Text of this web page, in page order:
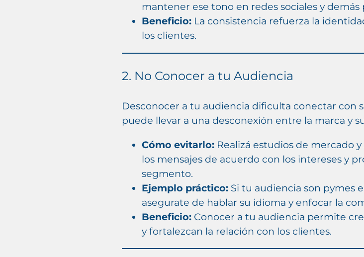
mantener ese tono en redes sociales y demás
Beneficio:La consistencia refuerza la
los clientes.
2. No Conocer a tu Audiencia
Desconocer a tu audiencia dificulta conectar con
puede llevar a una desconexión entre la marca y
Cómo evitarlo:Realizá estudios de mercado
los mensajes de acuerdo con los intereses y
segmento.
Ejemplo práctico:Si tu audiencia son pymes
asegurate de hablar su idioma y enfocar la
Beneficio:Conocer a tu audiencia permite
y fortalezcan la relación con los clientes.